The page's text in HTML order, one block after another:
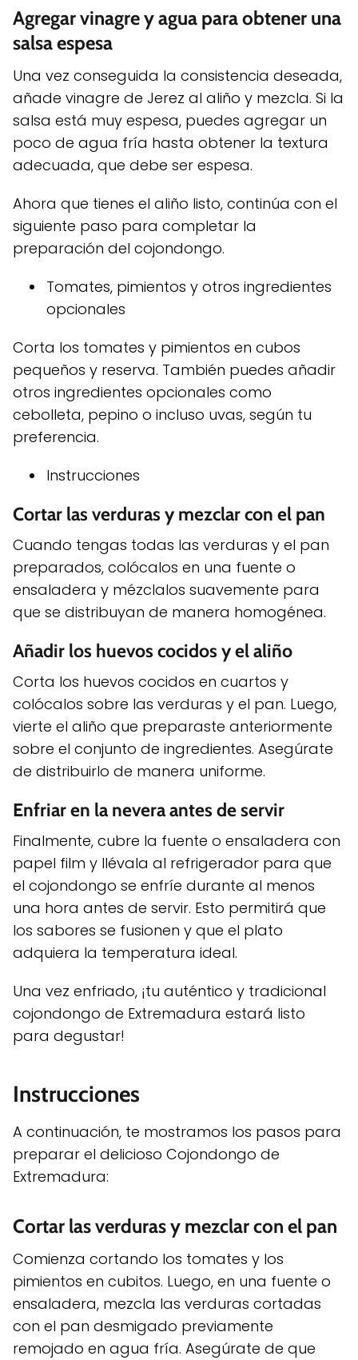
Agregar vinagre y agua para obtener una
salsa espesa
Una vez conseguida la consistencia deseada,
añade vinagre de Jerez al aliño y mezcla. Si la
salsa está muy espesa, puedes agregar un
poco de agua fría hasta obtener la textura
adecuada, que debe ser espesa.
Ahora que tienes el aliño listo, continúa con el
siguiente paso para completar la
preparación del cojondongo.
Tomates, pimientos y otros ingredientes
opcionales
Corta los tomates y pimientos en cubos
pequeños y reserva. También puedes añadir
otros ingredientes opcionales como
cebolleta, pepino o incluso uvas, según tu
preferencia.
Instrucciones
Cortar las verduras y mezclar con el pan
Cuando tengas todas las verduras y el pan
preparados, colócalos en una fuente o
ensaladera y mézclalos suavemente para
que se distribuyan de manera homogénea.
Añadir los huevos cocidos y el aliño
Corta los huevos cocidos en cuartos y
colócalos sobre las verduras y el pan. Luego,
vierte el aliño que preparaste anteriormente
sobre el conjunto de ingredientes. Asegúrate
de distribuirlo de manera uniforme.
Enfriar en la nevera antes de servir
Finalmente, cubre la fuente o ensaladera con
papel film y llévala al refrigerador para que
el cojondongo se enfríe durante al menos
una hora antes de servir. Esto permitirá que
los sabores se fusionen y que el plato
adquiera la temperatura ideal.
Una vez enfriado, ¡tu auténtico y tradicional
cojondongo de Extremadura estará listo
para degustar!
Instrucciones
A continuación, te mostramos los pasos para
preparar el delicioso Cojondongo de
Extremadura:
Cortar las verduras y mezclar con el pan
Comienza cortando los tomates y los
pimientos en cubitos. Luego, en una fuente o
ensaladera, mezcla las verduras cortadas
con el pan desmigado previamente
remojado en agua fría. Asegúrate de que